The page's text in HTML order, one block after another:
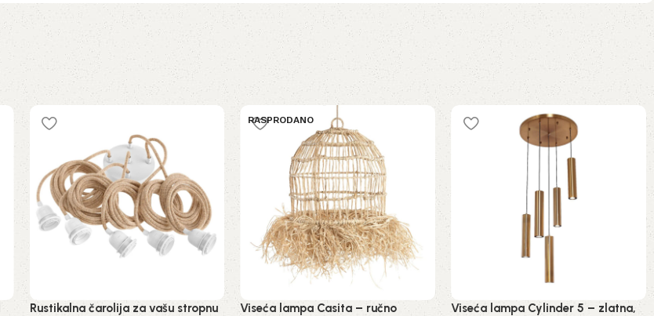
Rustikalna čarolija za vašu stropnu
RASPRODANO
Viseća lampa Casita – ručno
Viseća lampa Cylinder 5 – zlatna,